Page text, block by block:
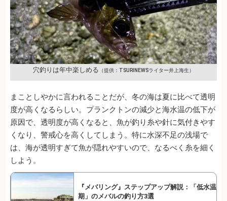
穴釣りは年中楽しめる （提供：TSURINEWSライター井上海生）
まことしやかに言われることだが、冬の海は夏に比べて透明
度が高くなるらしい。プランクトンの減少と海水温の低下が
原因で、透明度が高くなると、魚が釣り糸や針に気付きやす
くなり、警戒心を高くしてしまう。特に水深不足の浅場で
は、海が透明すぎて魚が隠れやすいので、なるべく糸を細く
しよう。
『メバリング』ステップアップ解説：「低水温
期」のメバルの釣り方3選